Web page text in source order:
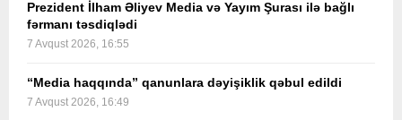
Prezident İlham Əliyev Media və Yayım Şurası ilə bağlı
fərmanı təsdiqlədi
7 Avqust 2026, 16:55
“Media haqqında” qanunlara dəyişiklik qəbul edildi
7 Avqust 2026, 16:49